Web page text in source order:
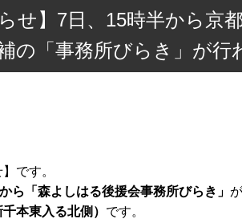
らせ】7日、15時半から京
の「事務所びらき」が行
です。
ら「森よしはる後援会事務所びらき」
千本東入る北側） です。